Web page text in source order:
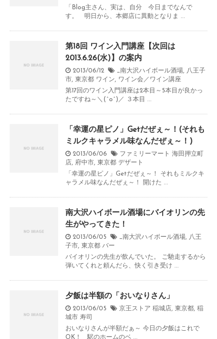
「Blog主さん、実は、自分 今日までなんで
す。 明日から、本郷店に異動となりま ...
第18回 ワイン入門講座【次回は
2013.6.26(水)】の案内
2013/06/12 _南大沢ハイボール酒場, 八王子
市, 東京都 ワイン, ワイン会／ワイン講座
第17回のワイン入門講座は2本目～5本目が良かっ
たですね～＼(^o^)／ ３本目 ...
「幸運の星ピノ」Getだぜぇ～！(それも
ミルクキャラメル味なんだぜぇ～！)
2013/06/06
ファミリーマート 海田押立町
店, 府中市, 東京都 デザート
「幸運の星ピノ」Getだぜぇ～！ それもミルクキ
ャラメル味なんだぜぇ～！ 開けた ...
南大沢ハイボール酒場にバイオリンの先
生がやってきた！
2013/06/05 _南大沢ハイボール酒場, 八王
子市, 東京都 バー
バイオリンの先生が飲んでいた。 ご馳走するから
弾いてくれと頼んだら、快く引き受け ...
夕飯は半額の「おいなりさん」
2013/06/05 京王ストア 稲城店, 東京都, 稲
城市 寿司
おいなりさんが半額だぁ～ 今日の夕飯はこれで
OK！ 駅のホームのベ ...